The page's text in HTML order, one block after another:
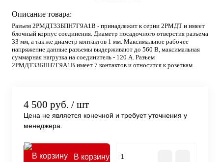
Описание товара:
Разъем 2РМДТ33БПН7Г9А1В - принадлежит к серии 2РМДТ и имеет
блочный корпус соединения. Диаметр посадочного отверстия разъема
33 мм, а так же диаметр контактов 1 мм. Максимальное рабочее
напряжение данные разъемы выдерживают до 560 В, максимальная
суммарная нагрузка на соединитель - 120 А. Разъем
2РМДТ33БПН7Г9А1В имеет 7 контактов и относится к розеткам.
4 500 руб. / шт
Цена не является конечной и требует уточнения у
менеджера.
В корзину